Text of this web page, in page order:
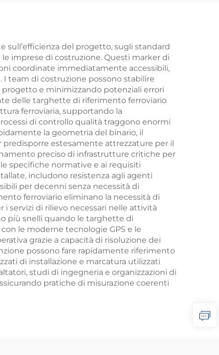
del progetto, sugli standard
imprese di costruzione. Questi marker di
coordinate immediatamente accessibili,
team di costruzione possono stabilire
e minimizzando potenziali errori
delle targhette di riferimento ferroviario
ferroviaria, supportando la
di controllo qualità traggono enormi
la geometria del binario, il
estesamente attrezzature per il
preciso di infrastrutture critiche per
specifiche normative e ai requisiti
includono resistenza agli agenti
per decenni senza necessità di
ferroviario eliminano la necessità di
servizi di rilievo necessari nelle attività
più snelli quando le targhette di
le moderne tecnologie GPS e le
grazie a capacità di risoluzione dei
possono fare rapidamente riferimento
di installazione e marcatura utilizzati
studi di ingegneria e organizzazioni di
pratiche di misurazione coerenti